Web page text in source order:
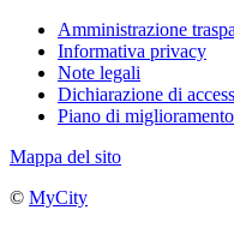
Amministrazione
Informativa privacy
Note legali
Dichiarazione di
Piano di
Mappa del sito
© MyCity